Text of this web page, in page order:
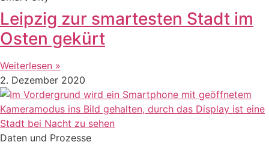
Leipzig zur smartesten Stadt im
Osten gekürt
Weiterlesen »
2. Dezember 2020
Daten und Prozesse